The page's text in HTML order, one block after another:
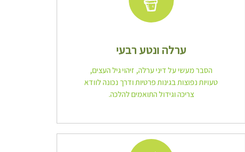
ערלה ונטע רבעי
הסבר מעשי על דיני ערלה, זיהוי גיל העצים,
טעויות נפוצות בגינות פרטיות ודרך נכונה לוודא
צריכה וגידול התואמים להלכה.